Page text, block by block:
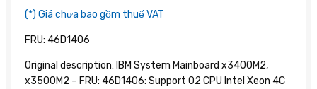
(*) Giá chưa bao gồm thuế VAT
FRU: 46D1406
Original description: IBM System Mainboard x3400M2,
x3500M2 – FRU: 46D1406: Support 02 CPU Intel Xeon 4C